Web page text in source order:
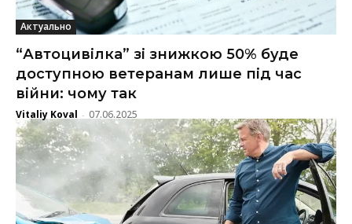
Актуально
“Автоцивілка” зі знижкою 50% буде
доступною ветеранам лише під час
війни: чому так
Vitaliy Koval - 07.06.2025